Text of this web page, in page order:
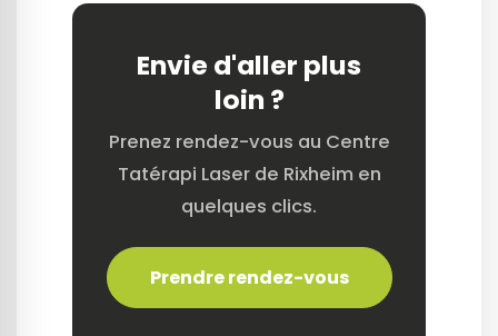
Envie d'aller plus
loin ?
Prenez rendez-vous au Centre
Tatérapi Laser de Rixheim en
quelques clics.
Prendre rendez-vous